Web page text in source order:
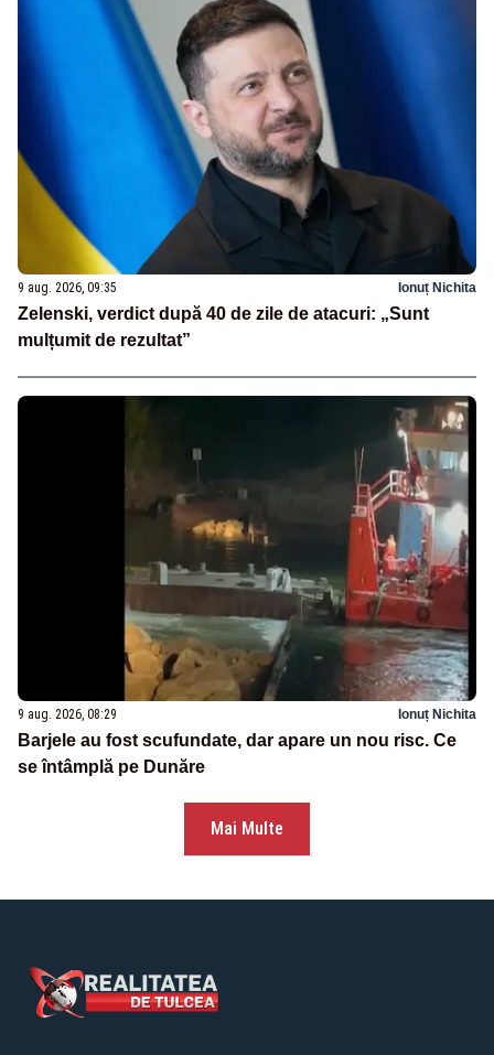
9 aug. 2026, 09:35 Ionuț Nichita
Zelenski, verdict după 40 de zile de atacuri: „Sunt
mulțumit de rezultat”
9 aug. 2026, 08:29 Ionuț Nichita
Barjele au fost scufundate, dar apare un nou risc. Ce
se întâmplă pe Dunăre
Mai Multe